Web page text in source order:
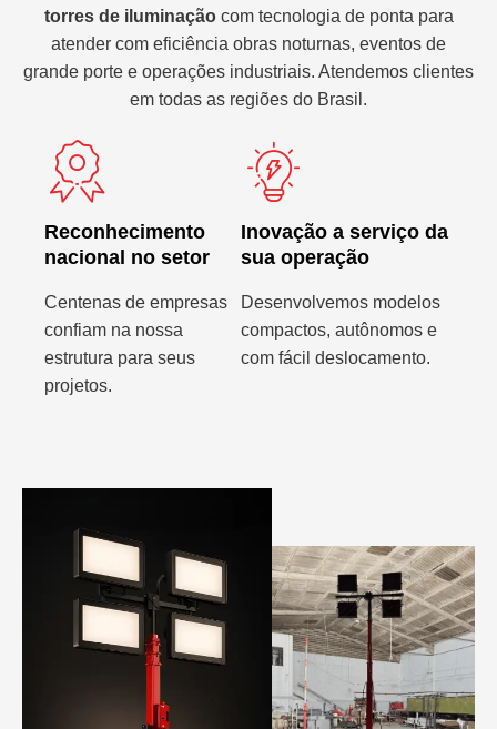
torres de iluminaçãocom tecnologia de ponta para
atender com eficiência obras noturnas, eventos de
grande porte e operações industriais. Atendemos clientes
em todas as regiões do Brasil.
Reconhecimento
nacional no setor
Centenas de empresas
confiam na nossa
estrutura para seus
projetos.
Inovação a serviço da
sua operação
Desenvolvemos modelos
compactos, autônomos e
com fácil deslocamento.